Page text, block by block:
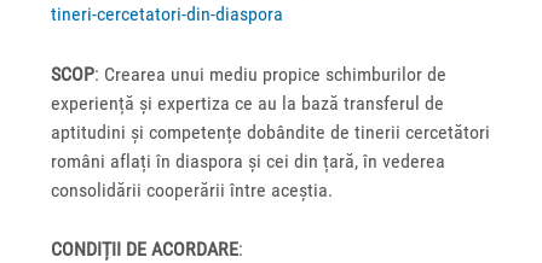
tineri-cercetatori-din-diaspora
SCOP: Crearea unui mediu propice schimburilor de
experiență și expertiza ce au la bază transferul de
aptitudini și competențe dobândite de tinerii cercetători
români aflați în diaspora și cei din țară, în vederea
consolidării cooperării între aceștia.
CONDIȚII DE ACORDARE: